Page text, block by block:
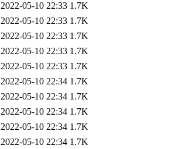
2022-05-10 22:33 1.7K
2022-05-10 22:33 1.7K
2022-05-10 22:33 1.7K
2022-05-10 22:33 1.7K
2022-05-10 22:33 1.7K
2022-05-10 22:34 1.7K
2022-05-10 22:34 1.7K
2022-05-10 22:34 1.7K
2022-05-10 22:34 1.7K
2022-05-10 22:34 1.7K